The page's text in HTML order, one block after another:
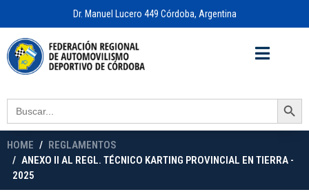
Dr. Manuel Lucero 449 Córdoba, Argentina
Search
for:
Search Button
HOME
REGLAMENTOS
ANEXO II AL REGL. TÉCNICO KARTING PROVINCIAL EN TIERRA -
2025